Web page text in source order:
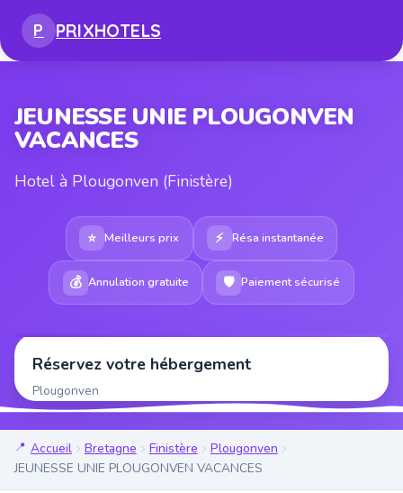
P PRIXHOTELS
JEUNESSE UNIE PLOUGONVEN
VACANCES
Hotel à Plougonven (Finistère)
⭐ Meilleurs prix ⚡ Résa instantanée
💰 Annulation gratuite 🛡 Paiement sécurisé
Réservez votre hébergement
Plougonven
Accueil Bretagne Finistère
Plougonven
JEUNESSE UNIE PLOUGONVEN VACANCES